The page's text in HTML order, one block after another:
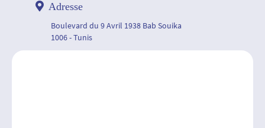
Adresse
Boulevard du 9 Avril 1938 Bab Souika
1006 - Tunis